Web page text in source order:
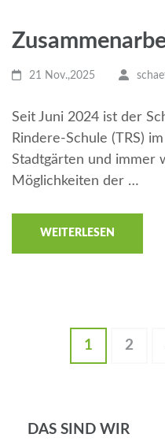
21 Nov.,2025
Seit Juni 2024 ist der
Rindere-Schule (TRS)
Stadtgärten und immer
Möglichkeiten der …
WEITERLESEN
1 2
DAS SIND WIR